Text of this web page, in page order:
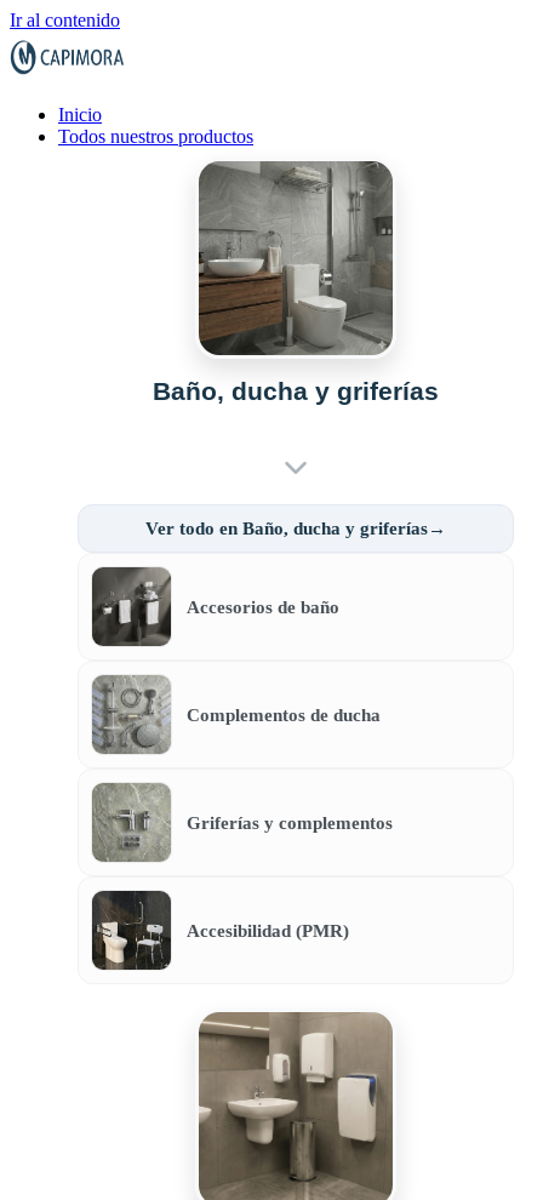
Ir al contenido
Inicio
Todos nuestros productos
Baño, ducha y griferías
Ver todo en Baño, ducha y griferías→
Accesorios de baño
Complementos de ducha
Griferías y complementos
Accesibilidad (PMR)